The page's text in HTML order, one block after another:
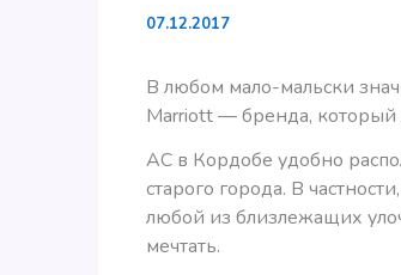
07.12.2017
В любом мало-мальски
Marriott — бренда,
AC в Кордобе удобно
старого города. В
любой из близлежащих
мечтать.